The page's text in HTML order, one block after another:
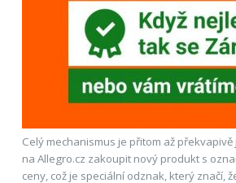
Celý mechanismus je přitom až
na Allegro.cz zakoupit nový produkt s
ceny, což je speciální odznak, který značí,